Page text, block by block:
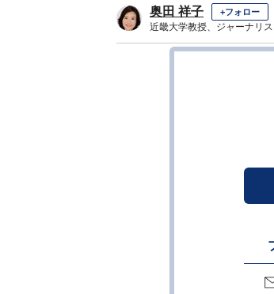
奥田 祥子 +フォロー
近畿大学教授、ジャーナリス